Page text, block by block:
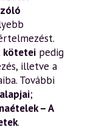
kötetei pedig
illetve a
További
;
– A
.